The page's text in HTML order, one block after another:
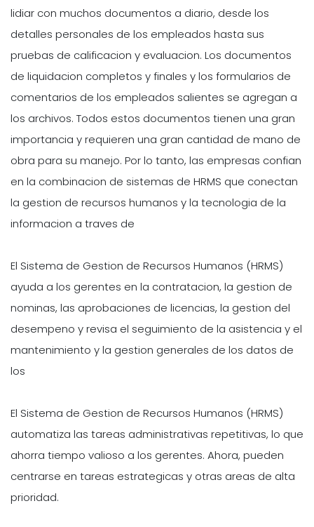
lidiar con muchos documentos a diario, desde los
detalles personales de los empleados hasta sus
pruebas de calificacion y evaluacion. Los documentos
de liquidacion completos y finales y los formularios de
comentarios de los empleados salientes se agregan a
los archivos. Todos estos documentos tienen una gran
importancia y requieren una gran cantidad de mano de
obra para su manejo. Por lo tanto, las empresas confian
en la combinacion de sistemas de HRMS que conectan
la gestion de recursos humanos y la tecnologia de la
informacion a traves de
El Sistema de Gestion de Recursos Humanos (HRMS)
ayuda a los gerentes en la contratacion, la gestion de
nominas, las aprobaciones de licencias, la gestion del
desempeno y revisa el seguimiento de la asistencia y el
mantenimiento y la gestion generales de los datos de
los
El Sistema de Gestion de Recursos Humanos (HRMS)
automatiza las tareas administrativas repetitivas, lo que
ahorra tiempo valioso a los gerentes. Ahora, pueden
centrarse en tareas estrategicas y otras areas de alta
prioridad.